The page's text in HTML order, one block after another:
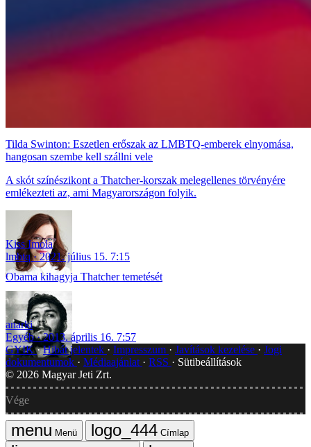
Tilda Swinton: Eszetlen erőszak az LMBTQ-emberek elnyomása,
hangosan szembe kell szállni vele
A skót színészikont a Thatcher-korszak melegellenes törvényére
emlékezteti az, ami Magyarországon folyik.
Kiss Imola
lmbtq
2021. július 15. 7:15
Obama kihagyja Thatcher temetését
anarki
Egyéb
2013. április 16. 7:57
GYIK Hibát jelentek Impresszum Javítások kezelése
Jogi
dokumentumok
Médiaajánlat RSS
Sütibeállítások
© 2026 Magyar Jeti Zrt.
Vége
Menü
Címlap